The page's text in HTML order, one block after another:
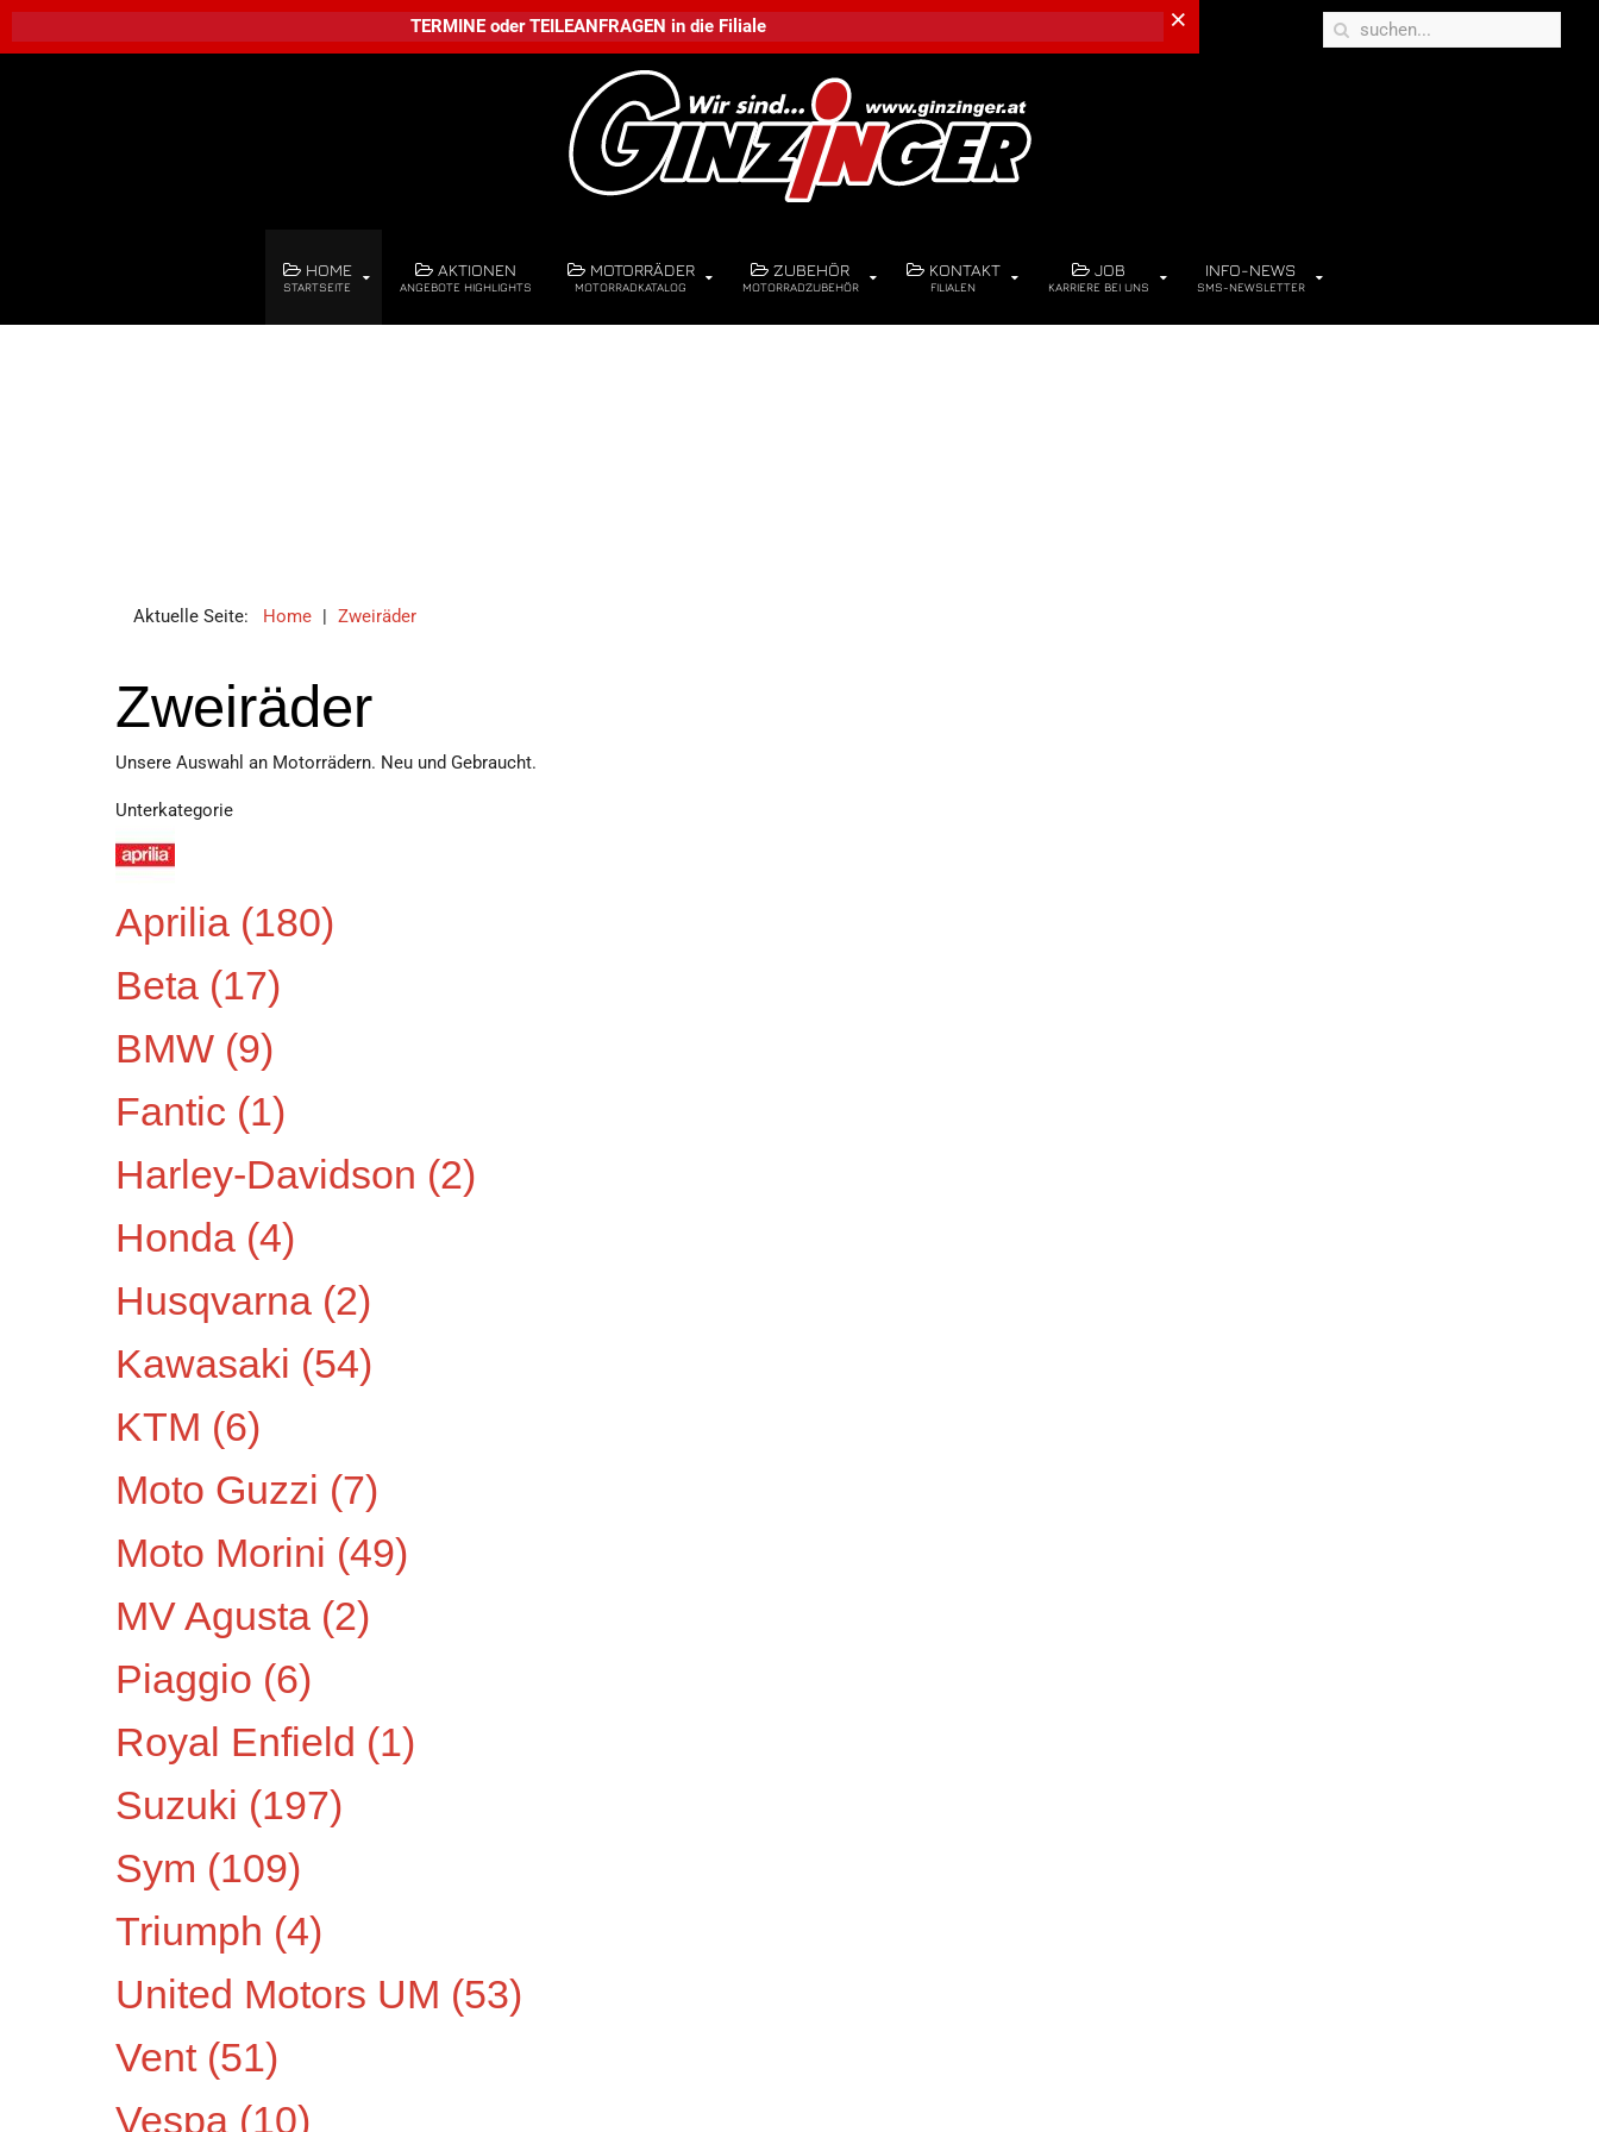
HOME
STARTSEITE
AKTIONEN
ANGEBOTE HIGHLIGHTS
MOTORRÄDER
MOTORRADKATALOG
ZUBEHÖR
MOTORRADZUBEHÖR
KONTAKT
FILIALEN
JOB
KARRIERE BEI UNS
INFO-NEWS
SMS-NEWSLETTER
Aktuelle Seite: Home | Zweiräder
Zweiräder
Unsere Auswahl an Motorrädern. Neu und Gebraucht.
Unterkategorie
Aprilia (180)
Beta (17)
BMW (9)
Fantic (1)
Harley-Davidson (2)
Honda (4)
Husqvarna (2)
Kawasaki (54)
KTM (6)
Moto Guzzi (7)
Moto Morini (49)
MV Agusta (2)
Piaggio (6)
Royal Enfield (1)
Suzuki (197)
Sym (109)
Triumph (4)
United Motors UM (53)
Vent (51)
Vespa (10)
×
TERMINEoderTEILEANFRAGEN in die Filiale